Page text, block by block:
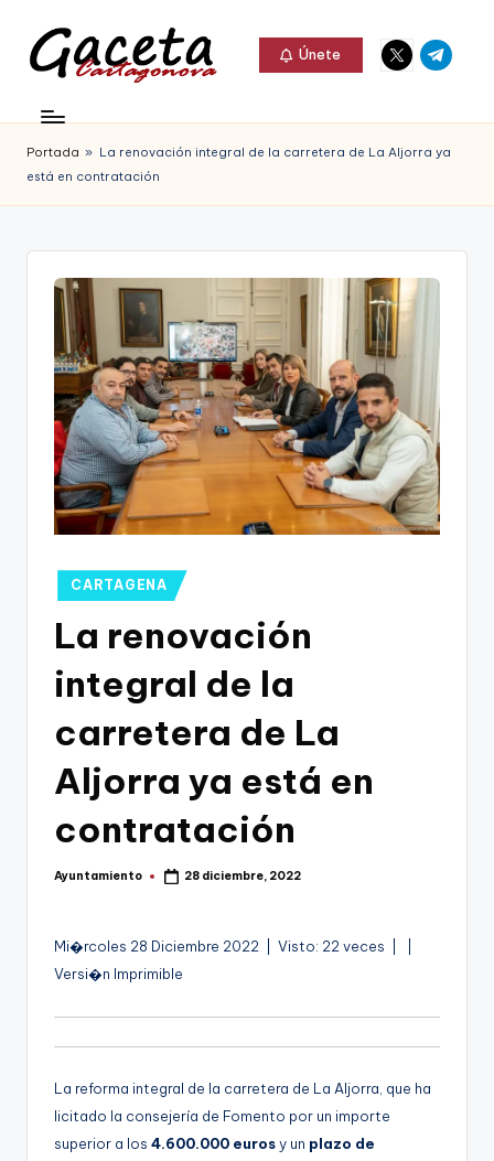
Saltar
contenido
c
e
t
Gaceta
Cartagonova,
La
que
informa
Cartagena,
Cartagena,
Únete
Elemento
del
Elemento
del
Portada » La renovación integral de la carretera de La Aljorra ya
está en contratación
Publicado
en
CARTAGENA
La renovación
integral de la
carretera de La
Aljorra ya está en
contratación
Publicado
Ayuntamiento 28 diciembre, 2022
Mi�rcoles 28 Diciembre 2022 | Visto: 22 veces |
Versi�n Imprimible
La reforma integral de la carretera de La Aljorra, que ha
licitado la consejería de Fomento por un importe
superior a los 4.600.000 eurosy un plazo de